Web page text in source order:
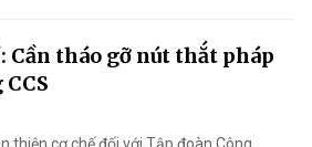
Cần tháo gỡ nút thắt pháp